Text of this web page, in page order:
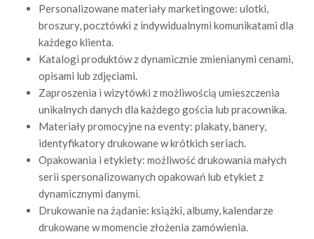
Personalizowane materiały marketingowe: ulotki,
broszury, pocztówki z indywidualnymi komunikatami dla
każdego klienta.
Katalogi produktów z dynamicznie zmienianymi cenami,
opisami lub zdjęciami.
Zaproszenia i wizytówki z możliwością umieszczenia
unikalnych danych dla każdego gościa lub pracownika.
Materiały promocyjne na eventy: plakaty, banery,
identyfikatory drukowane w krótkich seriach.
Opakowania i etykiety: możliwość drukowania małych
serii spersonalizowanych opakowań lub etykiet z
dynamicznymi danymi.
Drukowanie na żądanie: książki, albumy, kalendarze
drukowane w momencie złożenia zamówienia.